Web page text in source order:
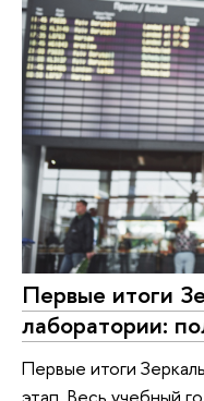
Первые итоги
лаборатории:
Первые итоги